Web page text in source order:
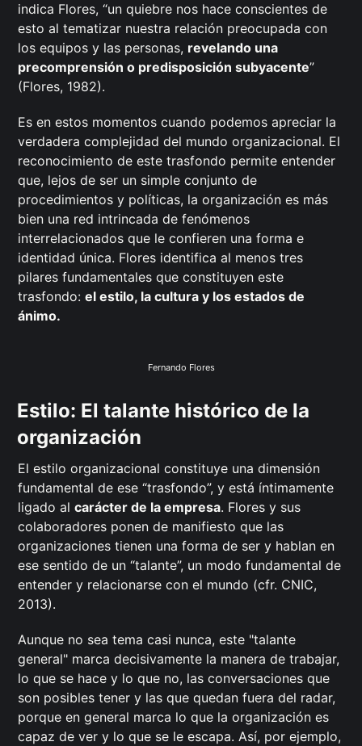
indica Flores, “un quiebre nos hace conscientes de
esto al tematizar nuestra relación preocupada con
los equipos y las personas, revelando una
precomprensión o predisposición subyacente”
(Flores, 1982).
Es en estos momentos cuando podemos apreciar la
verdadera complejidad del mundo organizacional. El
reconocimiento de este trasfondo permite entender
que, lejos de ser un simple conjunto de
procedimientos y políticas, la organización es más
bien una red intrincada de fenómenos
interrelacionados que le confieren una forma e
identidad única. Flores identifica al menos tres
pilares fundamentales que constituyen este
trasfondo:el estilo, la cultura y los estados de
ánimo.
Fernando Flores
Estilo: El talante histórico de la
organización
El estilo organizacional constituye una dimensión
fundamental de ese “trasfondo”, y está íntimamente
ligado alcarácter de la empresa. Flores y sus
colaboradores ponen de manifiesto que las
organizaciones tienen una forma de ser y hablan en
ese sentido de un “talante”, un modo fundamental de
entender y relacionarse con el mundo (cfr. CNIC,
2013).
Aunque no sea tema casi nunca, este "talante
general" marca decisivamente la manera de trabajar,
lo que se hace y lo que no, las conversaciones que
son posibles tener y las que quedan fuera del radar,
porque en general marca lo que la organización es
capaz de ver y lo que se le escapa. Así, por ejemplo,